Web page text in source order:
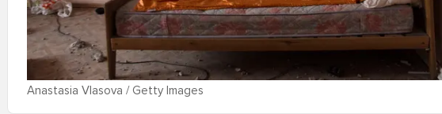
Anastasia Vlasova / Getty Images